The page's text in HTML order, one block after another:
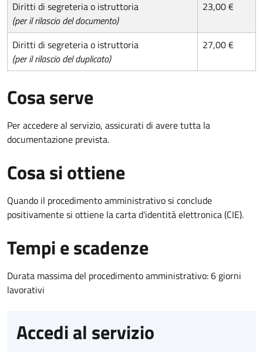
Diritti di segreteria o istruttoria
(per il rilascio del documento)
23,00 €
Diritti di segreteria o istruttoria
(per il rilascio del duplicato)
27,00 €
Cosa serve
Per accedere al servizio, assicurati di avere tutta la
documentazione prevista.
Cosa si ottiene
Quando il procedimento amministrativo si conclude
positivamente si ottiene la carta d'identità elettronica (CIE).
Tempi e scadenze
Durata massima del procedimento amministrativo: 6 giorni
lavorativi
Accedi al servizio